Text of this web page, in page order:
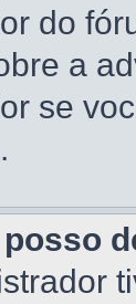
do
a
se